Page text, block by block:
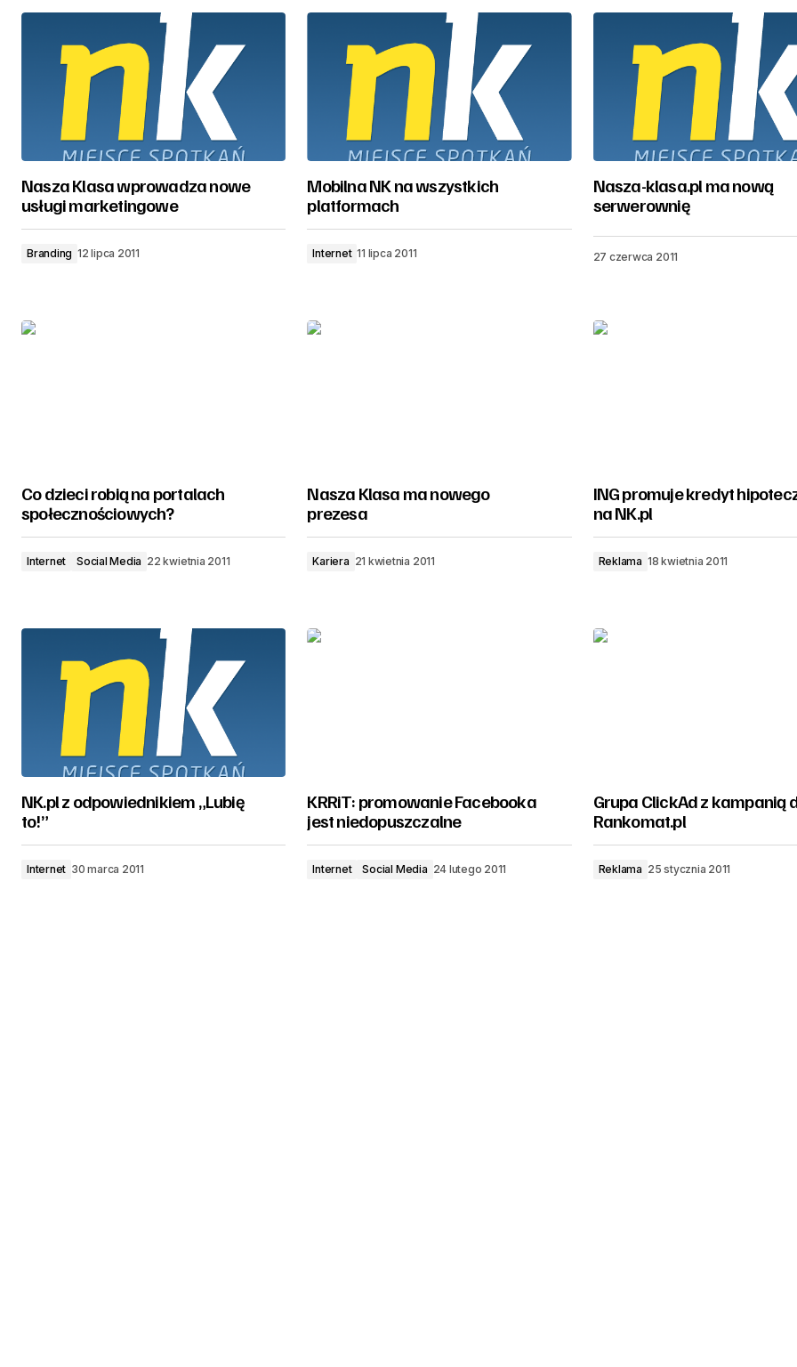
Nasza Klasa wprowadza nowe
usługi marketingowe
Branding 12 lipca 2011
Mobilna NK na wszystkich
platformach
Internet 11 lipca 2011
Nasza-klasa.pl ma nową
serwerownię
27 czerwca 2011
Co dzieci robią na portalach
społecznościowych?
Internet Social Media 22 kwietnia 2011
Nasza Klasa ma nowego
prezesa
Kariera 21 kwietnia 2011
ING promuje kredyt
na NK.pl
Reklama 18 kwietnia 2011
NK.pl z odpowiednikiem „Lubię
to!”
Internet 30 marca 2011
KRRiT: promowanie Facebooka
jest niedopuszczalne
Internet Social Media 24 lutego 2011
Grupa ClickAd z kampanią
Rankomat.pl
Reklama 25 stycznia 2011